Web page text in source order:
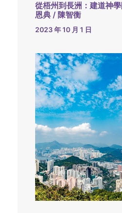
從梧州到長洲：建道神
恩典 / 陳智衡
2023 年 10 月 1 日